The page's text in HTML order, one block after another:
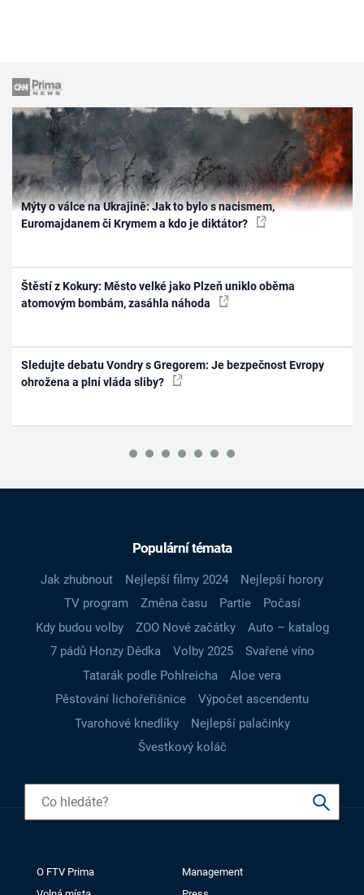
Mýty o válce na Ukrajině: Jak to bylo s nacismem,
Euromajdanem či Krymem a kdo je diktátor?
Štěstí z Kokury: Město velké jako Plzeň uniklo oběma
atomovým bombám, zasáhla náhoda
Sledujte debatu Vondry s Gregorem: Je bezpečnost Evropy
ohrožena a plní vláda sliby?
Populární témata
Jak zhubnout Nejlepší filmy 2024
Nejlepší horory
TV program
Změna času Partie
Počasí
Kdy budou volby
ZOO Nové začátky
Auto – katalog
7 pádů Honzy Dědka
Volby 2025
Svařené víno
Tatarák podle Pohlreicha
Aloe vera
Pěstování lichořeřišnice
Výpočet ascendentu
Tvarohové knedlíky
Nejlepší palačinky
Švestkový koláč
O FTV Prima
Management